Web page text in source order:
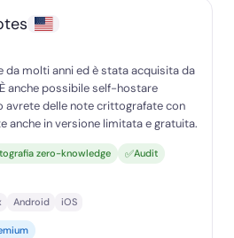
da molti anni ed è stata acquisita da
anche possibile self-hostare
avrete delle note crittografate con
anche in versione limitata e gratuita.
zero-knowledge ✅Audit
Android iOS